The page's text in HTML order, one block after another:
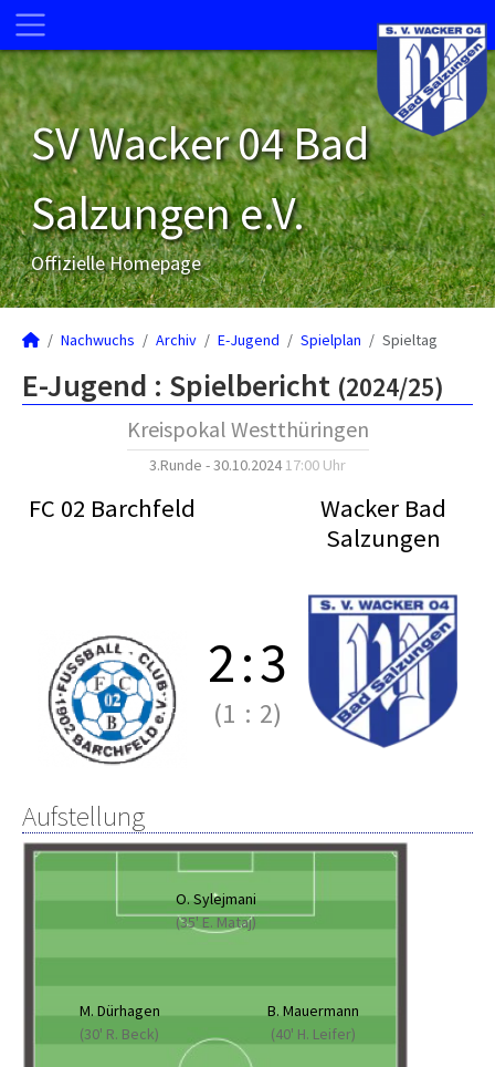
SV Wacker 04 Bad
Salzungen e.V.
Offizielle Homepage
Nachwuchs Archiv E-Jugend Spielplan Spieltag
E-Jugend : Spielbericht (2024/25)
Kreispokal Westthüringen
3.Runde - 30.10.202417:00 Uhr
FC 02 Barchfeld
Wacker Bad
Salzungen
2:3
(1 : 2)
Aufstellung
O. Sylejmani
(35' E. Mataj)
M. Dürhagen
(30' R. Beck)
B. Mauermann
(40' H. Leifer)